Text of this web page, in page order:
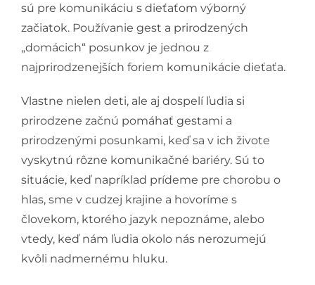
sú pre komunikáciu s dieťaťom výborný
začiatok. Používanie gest a prirodzených
„domácich“ posunkov je jednou z
najprirodzenejších foriem komunikácie dieťaťa.
Vlastne nielen deti, ale aj dospelí ľudia si
prirodzene začnú pomáhať gestami a
prirodzenými posunkami, keď sa v ich živote
vyskytnú rôzne komunikačné bariéry. Sú to
situácie, keď napríklad prídeme pre chorobu o
hlas, sme v cudzej krajine a hovoríme s
človekom, ktorého jazyk nepoznáme, alebo
vtedy, keď nám ľudia okolo nás nerozumejú
kvôli nadmernému hluku.